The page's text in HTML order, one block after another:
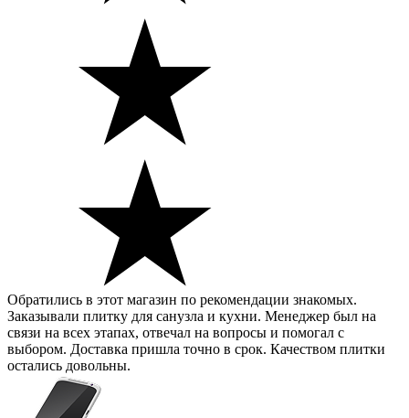
Обратились в этот магазин по рекомендации знакомых.
Заказывали плитку для санузла и кухни. Менеджер был на
связи на всех этапах, отвечал на вопросы и помогал с
выбором. Доставка пришла точно в срок. Качеством плитки
остались довольны.